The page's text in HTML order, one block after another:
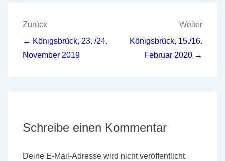
Beitragsnavigation
Zurück
← Königsbrück, 23. /24.
November 2019
Weiter
Königsbrück, 15./16.
Februar 2020 →
Schreibe einen Kommentar
Deine E-Mail-Adresse wird nicht veröffentlicht.